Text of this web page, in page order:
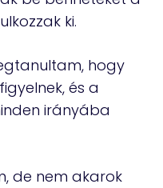
ki.
hogy
és a
irányába
de nem akarok